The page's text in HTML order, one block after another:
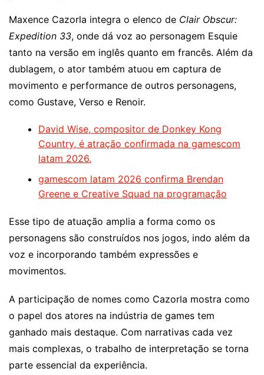
Maxence Cazorla integra o elenco de Clair Obscur:
Expedition 33, onde dá voz ao personagem Esquie
tanto na versão em inglês quanto em francês. Além da
dublagem, o ator também atuou em captura de
movimento e performance de outros personagens,
como Gustave, Verso e Renoir.
David Wise, compositor de Donkey Kong
Country, é atração confirmada na gamescom
latam 2026.
gamescom latam 2026 confirma Brendan
Greene e Creative Squad na programação
Esse tipo de atuação amplia a forma como os
personagens são construídos nos jogos, indo além da
voz e incorporando também expressões e
movimentos.
A participação de nomes como Cazorla mostra como
o papel dos atores na indústria de games tem
ganhado mais destaque. Com narrativas cada vez
mais complexas, o trabalho de interpretação se torna
parte essencial da experiência.